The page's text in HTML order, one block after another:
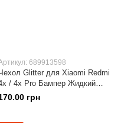
689913598
Glitter для Xiaomi Redmi
/ 4х Pro Бампер Жидкий
синий
грн